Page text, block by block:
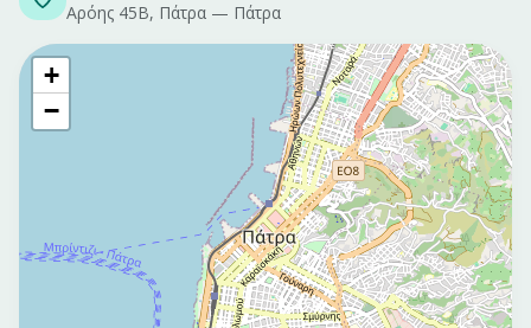
Αρόης 45Β, Πάτρα — Πάτρα
+
−